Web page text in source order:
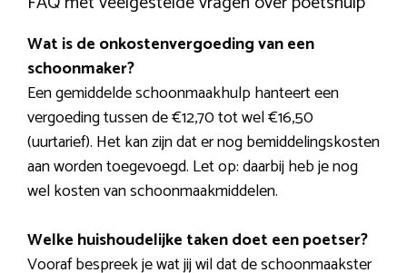
Wat is de onkostenvergoeding van een
schoonmaker?
Een gemiddelde schoonmaakhulp hanteert een
vergoeding tussen de €12,70 tot wel €16,50
(uurtarief). Het kan zijn dat er nog bemiddelingskosten
aan worden toegevoegd. Let op: daarbij heb je nog
wel kosten van schoonmaakmiddelen.
Welke huishoudelijke taken doet een poetser?
Vooraf bespreek je wat jij wil dat de schoonmaakster